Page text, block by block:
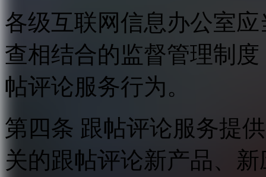
各级互联网信息办公室
查相结合的监督管理制
帖评论服务行为。
第四条 跟帖评论服务提
关的跟帖评论新产品、